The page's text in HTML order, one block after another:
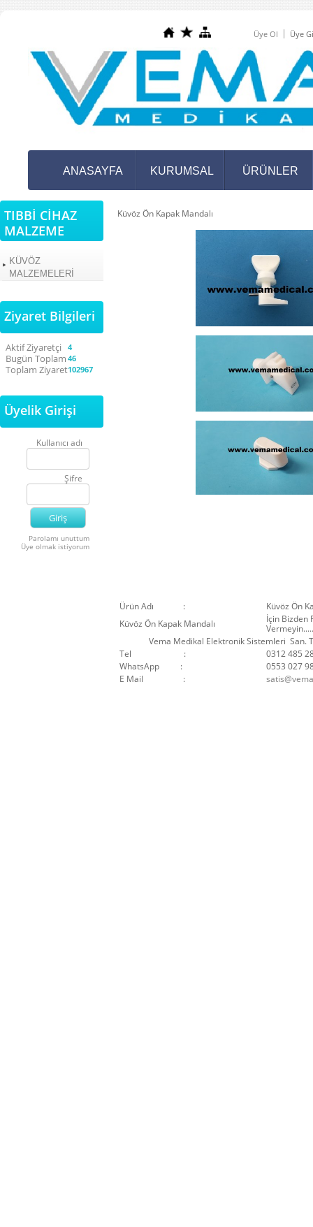
Üye Ol Üye
ANASAYFA KURUMSAL ÜRÜNLER
TIBBİ CİHAZ
MALZEME
KÜVÖZ
MALZEMELERİ
Ziyaret Bilgileri
Aktif Ziyaretçi 4
Bugün Toplam 46
Toplam Ziyaret102967
Üyelik Girişi
Kullanıcı adı
Şifre
Parolamı unuttum
Üye olmak istiyorum
Küvöz Ön Kapak Mandalı
Ürün Adı :
Küvöz Ön
Küvöz Ön Kapak Mandalı
İçin Bizden
Vema Medikal Elektronik Sistemleri San.
Tel :
0312 485
WhatsApp :
0553 027
E Mail :